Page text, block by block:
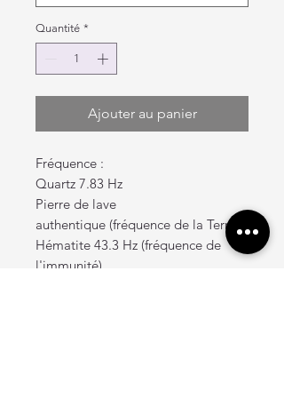
Quantité *
Ajouter au panier
Fréquence :
Quartz 7.83 Hz
Pierre de lave
authentique (fréquence de la Terre)
Hématite 43.3 Hz (fréquence de
l'immunité)